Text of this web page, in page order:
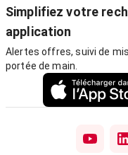
Simplifiez votre
application
Alertes offres, suivi de
portée de main.